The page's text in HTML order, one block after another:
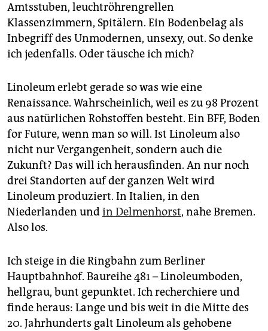
Amtsstuben, leuchtröhrengrellen
Klassenzimmern, Spitälern. Ein Bodenbelag als
Inbegriff des Unmodernen, unsexy, out. So denke
ich jedenfalls. Oder täusche ich mich?
Linoleum erlebt gerade so was wie eine
Renaissance. Wahrscheinlich, weil es zu 98 Prozent
aus natürlichen Rohstoffen besteht. Ein BFF, Boden
for Future, wenn man so will. Ist Linoleum also
nicht nur Vergangenheit, sondern auch die
Zukunft? Das will ich herausfinden. An nur noch
drei Standorten auf der ganzen Welt wird
Linoleum produziert. In Italien, in den
Niederlanden undin Delmenhorst, nahe Bremen.
Also los.
Ich steige in die Ringbahn zum Berliner
Hauptbahnhof. Baureihe 481 – Linoleumboden,
hellgrau, bunt gepunktet. Ich recherchiere und
finde heraus: Lange und bis weit in die Mitte des
20. Jahrhunderts galt Linoleum als gehobene